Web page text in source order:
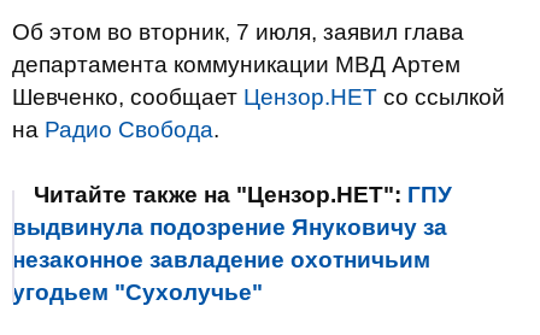
Об этом во вторник, 7 июля, заявил глава
департамента коммуникации МВД Артем
Шевченко, сообщает Цензор.НЕТ со ссылкой
на Радио Свобода.
Читайте также на "Цензор.НЕТ": ГПУ
выдвинула подозрение Януковичу за
незаконное завладение охотничьим
угодьем "Сухолучье"